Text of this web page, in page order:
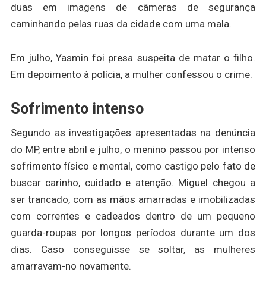
duas em imagens de câmeras de segurança
caminhando pelas ruas da cidade com uma mala.
Em julho, Yasmin foi presa suspeita de matar o filho.
Em depoimento à polícia, a mulher confessou o crime.
Sofrimento intenso
Segundo as investigações apresentadas na denúncia
do MP, entre abril e julho, o menino passou por intenso
sofrimento físico e mental, como castigo pelo fato de
buscar carinho, cuidado e atenção. Miguel chegou a
ser trancado, com as mãos amarradas e imobilizadas
com correntes e cadeados dentro de um pequeno
guarda-roupas por longos períodos durante um dos
dias. Caso conseguisse se soltar, as mulheres
amarravam-no novamente.